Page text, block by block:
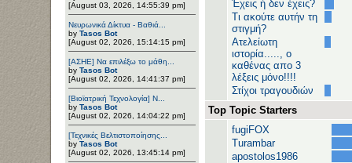
[August 03, 2026, 14:55:39 pm]
Νευρωνικά Δίκτυα - Βαθιά...
by Tasos Bot
[August 02, 2026, 15:14:15 pm]
[ΑΣΗΕ] Να επιλέξω το μάθη...
by Tasos Bot
[August 02, 2026, 14:41:37 pm]
[Βιοϊατρική Τεχνολογία] Ν...
by Tasos Bot
[August 02, 2026, 14:04:22 pm]
[Τεχνικές Βελτιστοποίησης...
by Tasos Bot
[August 02, 2026, 13:45:14 pm]
Έχεις ή δεν έχεις?
Τι ακούτε αυτήν τη
στιγμή?
Ατελείωτη
ιστορία....., ο
καθένας απο 3
λέξεις μόνο!!!!
Στίχοι τραγουδιών
Top Topic Starters
fugiFOX
Turambar
apostolos1986